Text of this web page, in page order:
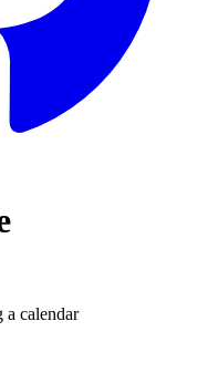
a calendar